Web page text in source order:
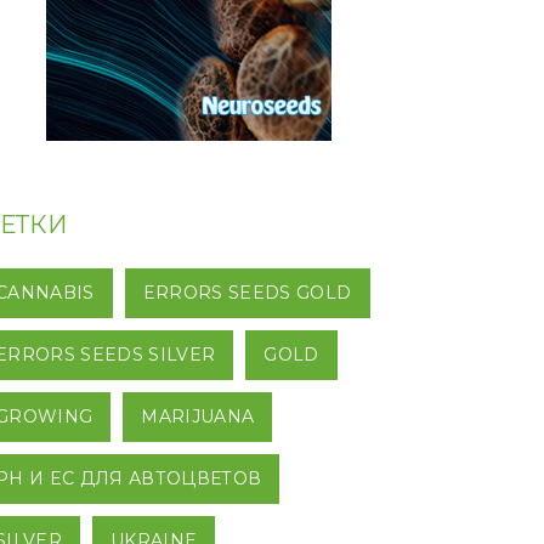
ERRORS SEEDS GOLD
SEEDS SILVER GOLD
MARIJUANA
И EC ДЛЯ АВТОЦВЕТОВ